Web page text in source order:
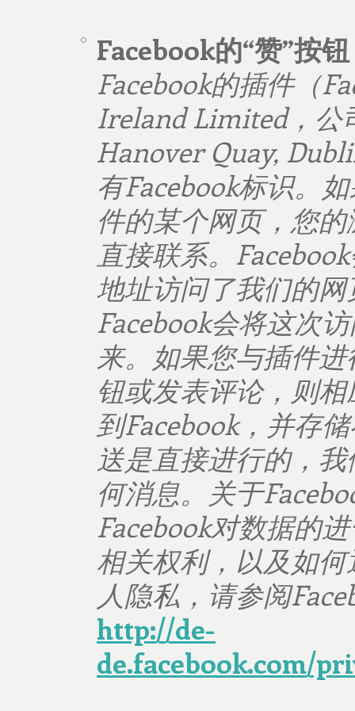
Facebook的“赞”按钮
Facebook的插件（
Ireland Limited，公
Hanover Quay,
有Facebook标识。
件的某个网页，您
直接联系。 Facebook
地址访问了我们的
Facebook会将这次
来。如果您与插件
钮或发表评论，则
到Facebook，并存
送是直接进行的，
何消息。关于
Facebook对数据的
相关权利，以及如
人隐私，请参阅
http://de-
de.facebook.com/